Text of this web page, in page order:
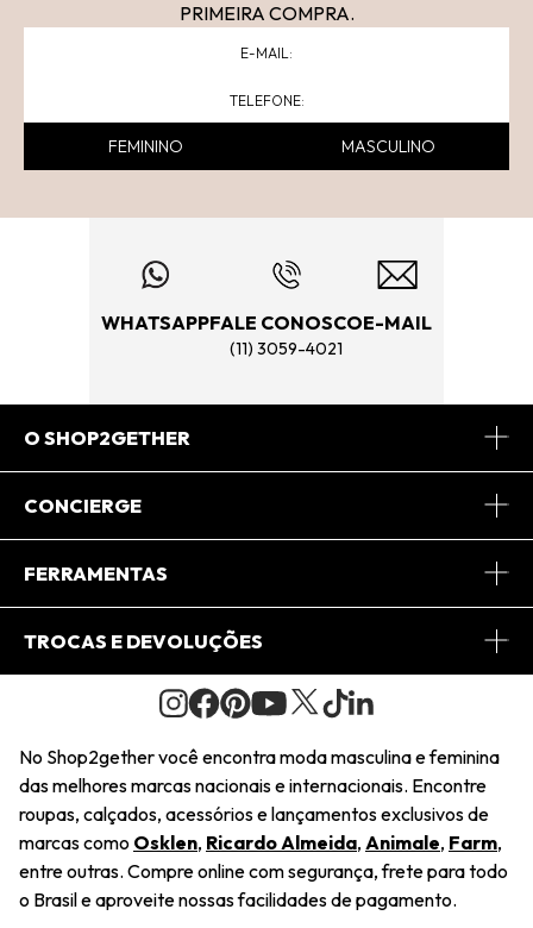
PRIMEIRA COMPRA.
FEMININO MASCULINO
WHATSAPPFALE CONOSCO
(11) 3059-4021
E-MAIL
O SHOP2GETHER
Sobre Nós
Journal
Saiu na Mídia
Sustentabilidade
Navegando
CONCIERGE
Central de Relacionamento
Regulamento e Promoções
FERRAMENTAS
Minha Conta
Pedido de Presente
Wishlist
TROCAS E DEVOLUÇÕES
Condições Gerais
Troca Fácil
Restituição de Pagamento
Dúvidas Frequentes
No Shop2gether você encontra moda masculina e feminina
das melhores marcas nacionais e internacionais. Encontre
roupas, calçados, acessórios e lançamentos exclusivos de
marcas como Osklen, Ricardo Almeida, Animale, Farm,
entre outras. Compre online com segurança, frete para todo
o Brasil e aproveite nossas facilidades de pagamento.